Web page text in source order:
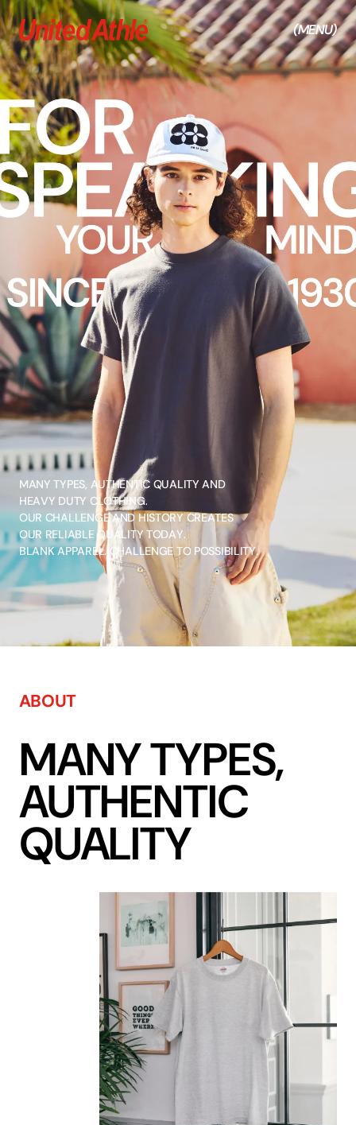
(MENU)
(CLOSE)
MANY TYPES, AUTHENTIC QUALITY AND
HEAVY DUTY CLOTHING.
OUR CHALLENGE AND HISTORY CREATES
OUR RELIABLE QU ALITY TODAY.
BLANK APPAREL. C HALLENGE TO POSSIBILITY.
ABOUT
MANYTYPES,
AUTHENTIC
QUALITY